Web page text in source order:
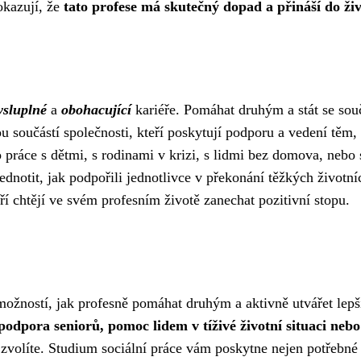
že tato profese má skutečný dopad a přináší do
a obohacujícíkariéře. Pomáhat druhým a stát se
součástí společnosti, kteří poskytují podporu a vedení
s dětmi, s rodinami v krizi, s lidmi bez domova,
jak podpořili jednotlivce v překonání těžkých
chtějí ve svém profesním životě zanechat pozitivní stopu.
jak profesně pomáhat druhým a aktivně utvářet
seniorů, pomoc lidem v tíživé životní situaci
Studium sociální práce vám poskytne nejen